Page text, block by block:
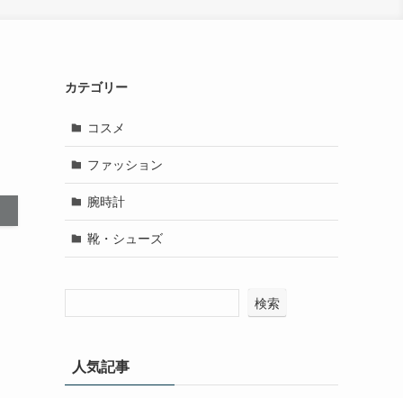
カテゴリー
コスメ
ファッション
腕時計
靴・シューズ
検索
人気記事